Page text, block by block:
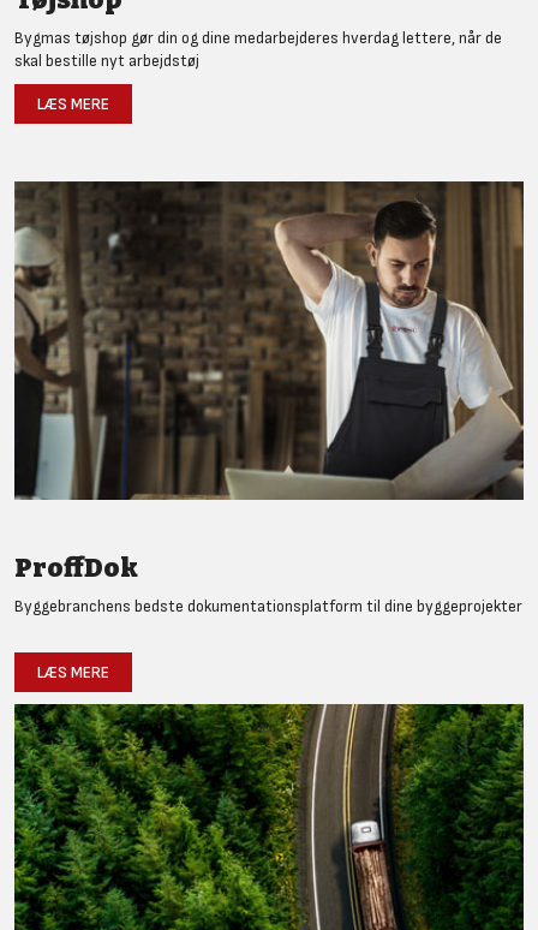
Bygmas tøjshop gør din og dine medarbejderes hverdag lettere, når de
skal bestille nyt arbejdstøj
LÆS MERE
ProffDok
Byggebranchens bedste dokumentationsplatform til dine byggeprojekter
LÆS MERE